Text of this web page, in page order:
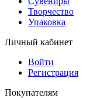
Творчество
Упаковка
Личный кабинет
Войти
Регистрация
Покупателям